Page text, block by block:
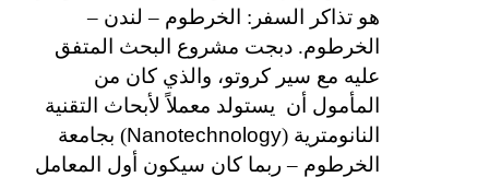
هو تذاكر السفر: الخرطوم – لندن –
الخرطوم. دبجت مشروع البحث المتفق
عليه مع سير كروتو، والذي كان من
المأمول أن يستولد معملاً لأبحاث التقنية
النانومترية (Nanotechnology) بجامعة
الخرطوم – ربما كان سيكون أول المعامل